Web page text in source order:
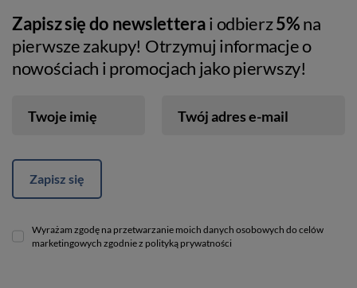
Zapisz się do newsletterai odbierz5%na
pierwsze zakupy! Otrzymuj informacje o
nowościach i promocjach jako pierwszy!
Twoje imię Twój adres e-mail
Zapisz się
Wyrażam zgodę na przetwarzanie moich danych osobowych do celów
marketingowych zgodnie z polityką prywatności